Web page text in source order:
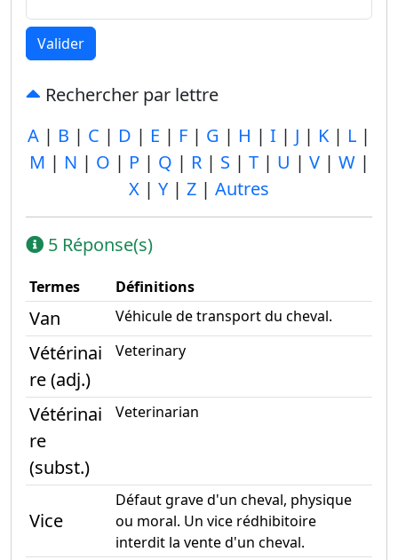
Valider
Rechercher par lettre
A | B | C | D | E | F | G | H | I | J | K | L |
M | N | O | P | Q | R| S | T| U | V| W|
X | Y | Z | Autres
5 Réponse(s)
Termes Définitions
Van Véhicule de transport du cheval.
Vétérinai
re (adj.)
Veterinary
Vétérinai
re
(subst.)
Veterinarian
Vice
Défaut grave d'un cheval, physique
ou moral. Un vice rédhibitoire
interdit la vente d'un cheval.